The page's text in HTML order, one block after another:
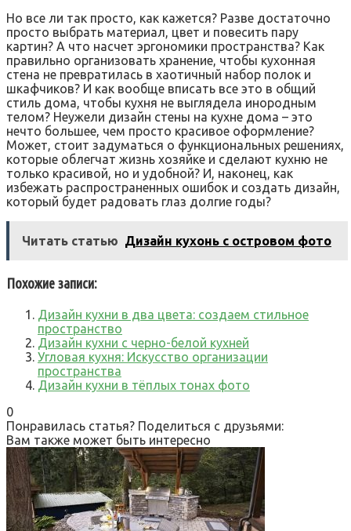
Но все ли так просто, как кажется? Разве достаточно
просто выбрать материал, цвет и повесить пару
картин? А что насчет эргономики пространства? Как
правильно организовать хранение, чтобы кухонная
стена не превратилась в хаотичный набор полок и
шкафчиков? И как вообще вписать все это в общий
стиль дома, чтобы кухня не выглядела инородным
телом? Неужели дизайн стены на кухне дома – это
нечто большее, чем просто красивое оформление?
Может, стоит задуматься о функциональных решениях,
которые облегчат жизнь хозяйке и сделают кухню не
только красивой, но и удобной? И, наконец, как
избежать распространенных ошибок и создать дизайн,
который будет радовать глаз долгие годы?
Читать статью Дизайн кухонь с островом фото
Похожие записи:
Дизайн кухни в два цвета: создаем стильное
пространство
Дизайн кухни с черно-белой кухней
Угловая кухня: Искусство организации
пространства
Дизайн кухни в тёплых тонах фото
0
Понравилась статья? Поделиться с друзьями:
Вам также может быть интересно